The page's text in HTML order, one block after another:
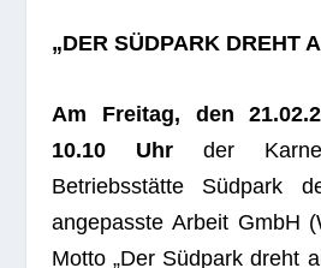
„DER SÜDPARK DREHT
Am Frei­tag, den
10.10 Uhrder
Betriebsstätte Südpark
ange­passte Arbeit GmbH
Motto „Der Südpark dreht